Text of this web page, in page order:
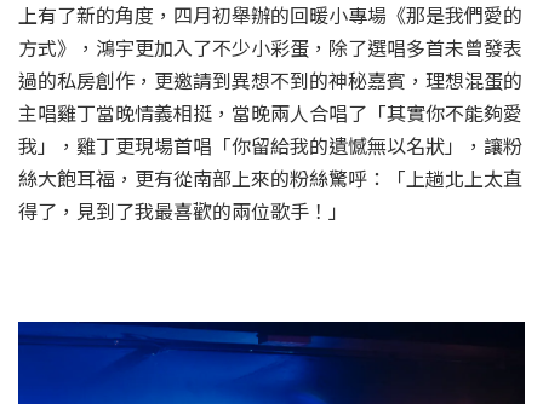
上有了新的角度，四月初舉辦的回暖小專場《那是我們愛的
方式》，鴻宇更加入了不少小彩蛋，除了選唱多首未曾發表
過的私房創作，更邀請到異想不到的神秘嘉賓，理想混蛋的
主唱雞丁當晚情義相挺，當晚兩人合唱了「其實你不能夠愛
我」，雞丁更現場首唱「你留給我的遺憾無以名狀」，讓粉
絲大飽耳福，更有從南部上來的粉絲驚呼：「上趟北上太直
得了，見到了我最喜歡的兩位歌手！」